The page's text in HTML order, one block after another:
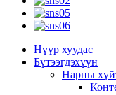
Нүүр хуудас
Бүтээгдэхүүн
Нарны